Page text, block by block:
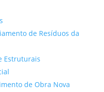
de Resíduos da
Estruturais
de Obra Nova